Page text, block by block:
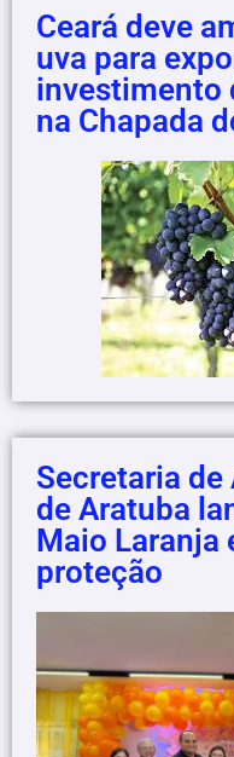
Ceará deve
uva para
investimento
na Chapada
Secretaria de
de Aratuba
Maio Laranja
proteção